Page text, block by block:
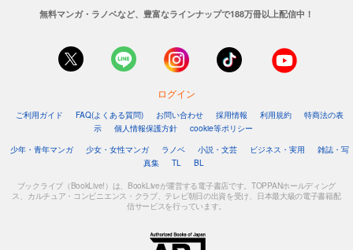
無料マンガ・ラノベなど、豊富なラインナップで188万冊以上配信中！
ログイン
ご利用ガイド FAQ(よくある質問) お問い合わせ 採用情報 利用規約
特商法の表
示
個人情報保護方針
cookie等ポリシー
少年・青年マンガ
少女・女性マンガ ラノベ 小説・文芸 ビジネス・実用
雑誌・写
真集
TL BL
ブックライブ（BookLive!）は、BookLiveが運営する電子書店です。TOPPANホールディング
ス、カルチュア・コンビニエンス・クラブ、テレビ朝日の出資を受け、日本最大級の電子書籍配
信サービスを行っています。